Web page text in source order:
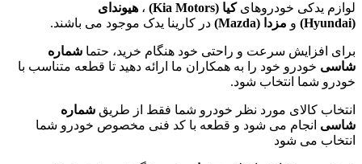
لوازم یدکی خودروهایکیا (Kia Motors
) ، هیوندای
(
Hyundai
) و مزدا (Mazda
) در کارینا یدک موجود می باشند.
برای افزایش سرعت و راحتی خود هنگام خرید، حتما شماره
شاسی خودرو خود را به همکاران ما ارائه دهید تا قطعه متناسب با
خودرو شما انتخاب شود.
انتخاب کالای مورد نظر خودرو شما فقط از طریق شماره
شاسی انجام می شود و قطعه با کد فنی مخصوص خودرو شما
انتخاب می شود